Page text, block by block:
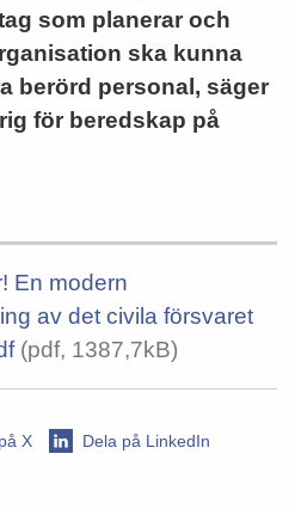
som planerar och
ska kunna
berörd personal, säger
för beredskap på
En modern
av det civila försvaret
(pdf, 1387,7kB)
X
Dela på LinkedIn